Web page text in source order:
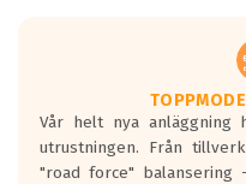
Vår helt nya anläggning
utrustningen. Från
"road force"